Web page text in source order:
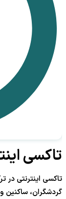
تاکسی
تاکسی اینترنتی در
گردشگران، ساکنین